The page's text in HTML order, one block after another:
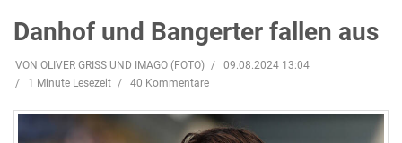
Danhof und Bangerter fallen aus
VON OLIVER GRISS UND IMAGO (FOTO)
09.08.2024 13:04
1 Minute Lesezeit
40 Kommentare